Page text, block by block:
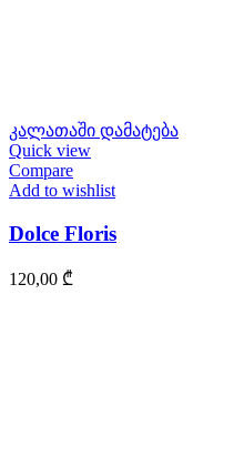
კალათაში დამატება
Quick view
Compare
Add to wishlist
Dolce Floris
120,00 ₾